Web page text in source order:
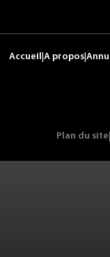
Accueil A propos
Plan du site